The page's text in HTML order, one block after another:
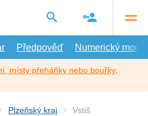
Předpověď Numerický model
místy přeháňky nebo bouřky,
Plzeňský kraj Vstiš